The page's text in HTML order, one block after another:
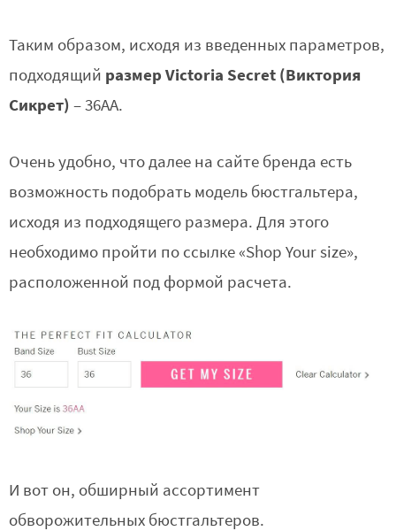
Таким образом, исходя из введенных параметров,
подходящий размер Victoria Secret (Виктория
Сикрет) – 36АА.
Очень удобно, что далее на сайте бренда есть
возможность подобрать модель бюстгальтера,
исходя из подходящего размера. Для этого
необходимо пройти по ссылке «Shop Your size»,
расположенной под формой расчета.
И вот он, обширный ассортимент
обворожительных бюстгальтеров.